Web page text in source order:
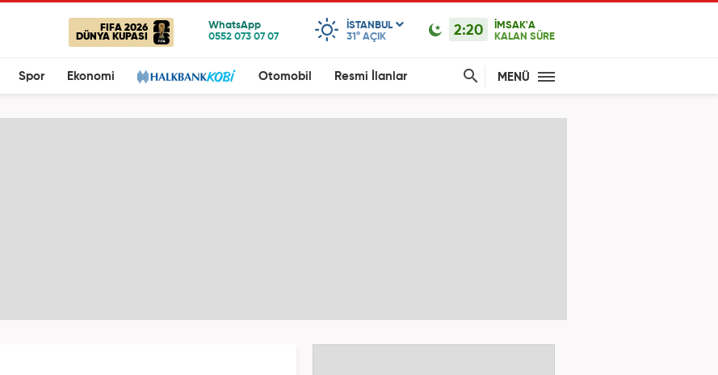
FIFA 2026
DÜNYA KUPASI
ISTANBUL
31° AÇIK 2:20
İMSAK'A
KALAN SÜRE
Spor Ekonomi Otomobil Resmi İlanlar MENÜ